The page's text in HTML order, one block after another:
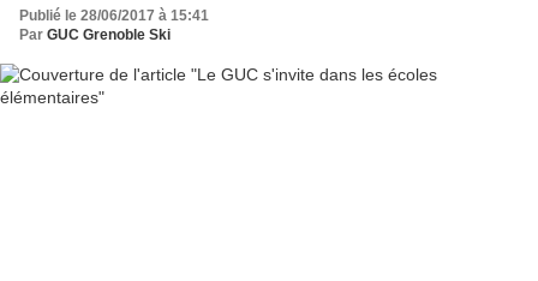
Publié le 28/06/2017 à 15:41
Par GUC Grenoble Ski